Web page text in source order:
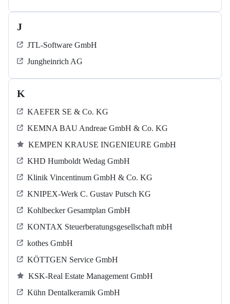
J
JTL-Software GmbH
Jungheinrich AG
K
KAEFER SE & Co. KG
KEMNA BAU Andreae GmbH & Co. KG
KEMPEN KRAUSE INGENIEURE GmbH
KHD Humboldt Wedag GmbH
Klinik Vincentinum GmbH & Co. KG
KNIPEX-Werk C. Gustav Putsch KG
Kohlbecker Gesamtplan GmbH
KONTAX Steuerberatungsgesellschaft mbH
kothes GmbH
KÖTTGEN Service GmbH
KSK-Real Estate Management GmbH
Kühn Dentalkeramik GmbH